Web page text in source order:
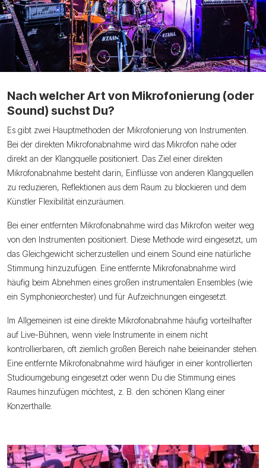
Nach welcher Art von Mikrofonierung (oder
Sound) suchst Du?
Es gibt zwei Hauptmethoden der Mikrofonierung von Instrumenten.
Bei der direkten Mikrofonabnahme wird das Mikrofon nahe oder
direkt an der Klangquelle positioniert. Das Ziel einer direkten
Mikrofonabnahme besteht darin, Einflüsse von anderen Klangquellen
zu reduzieren, Reflektionen aus dem Raum zu blockieren und dem
Künstler Flexibilität einzuräumen.
Bei einer entfernten Mikrofonabnahme wird das Mikrofon weiter weg
von den Instrumenten positioniert. Diese Methode wird eingesetzt, um
das Gleichgewicht sicherzustellen und einem Sound eine natürliche
Stimmung hinzuzufügen. Eine entfernte Mikrofonabnahme wird
häufig beim Abnehmen eines großen instrumentalen Ensembles (wie
ein Symphonieorchester) und für Aufzeichnungen eingesetzt.
Im Allgemeinen ist eine direkte Mikrofonabnahme häufig vorteilhafter
auf Live-Bühnen, wenn viele Instrumente in einem nicht
kontrollierbaren, oft ziemlich großen Bereich nahe beieinander stehen.
Eine entfernte Mikrofonabnahme wird häufiger in einer kontrollierten
Studioumgebung eingesetzt oder wenn Du die Stimmung eines
Raumes hinzufügen möchtest, z. B. den schönen Klang einer
Konzerthalle.